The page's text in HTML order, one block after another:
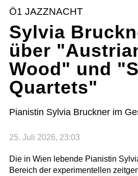
Ö1 JAZZNACHT
Sylvia
über
Wood" und
Quartets"
Pianistin Sylvia Bruckner im
25. Juli 2026, 23:03
Die in Wien lebende Pianistin
Bereich der experimentellen